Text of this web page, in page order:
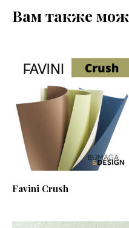
Вам также
Favini Crush